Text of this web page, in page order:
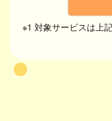
※1 対象サービスは上